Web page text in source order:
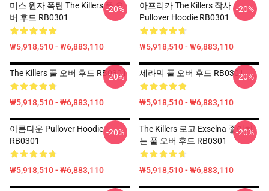
미스 원자 폭탄 The Killers 풀 오
버 후드 RB0301
₩5,918,510 - ₩6,883,110
-20%
아프리카 The Killers 작사
Pullover Hoodie RB0301
₩5,918,510 - ₩6,883,110
-20%
The Killers 풀 오버 후드 RB0301
₩5,918,510 - ₩6,883,110
-20% 세라믹 풀 오버 후드 RB0301
₩5,918,510 - ₩6,883,110
-20%
아름다운 Pullover Hoodie
RB0301
₩5,918,510 - ₩6,883,110
-20%
The Killers 로고 Exselna 좋아하
는 풀 오버 후드 RB0301
₩5,918,510 - ₩6,883,110
-20%